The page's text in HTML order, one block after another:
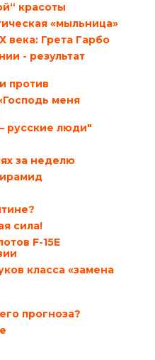
красоты
«мыльница»
века: Грета Гарбо
- результат
против
меня
русские люди"
за неделю
сила!
F-15E
класса «замена
прогноза?